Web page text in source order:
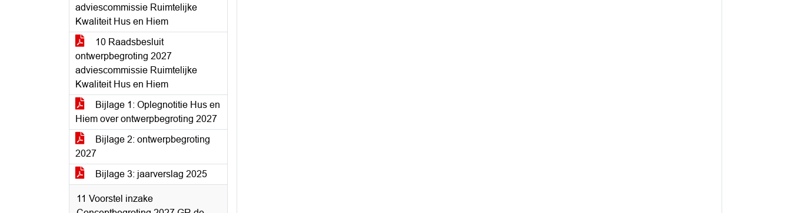
adviescommissie Ruimtelijke
Kwaliteit Hus en Hiem
10 Raadsbesluit
ontwerpbegroting 2027
adviescommissie Ruimtelijke
Kwaliteit Hus en Hiem
Bijlage 1: Oplegnotitie Hus en
Hiem over ontwerpbegroting 2027
Bijlage 2: ontwerpbegroting
2027
Bijlage 3: jaarverslag 2025
11 Voorstel inzake